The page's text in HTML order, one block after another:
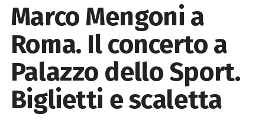
Marco Mengoni a
Roma. Il concerto a
Palazzo dello Sport.
Biglietti e scaletta